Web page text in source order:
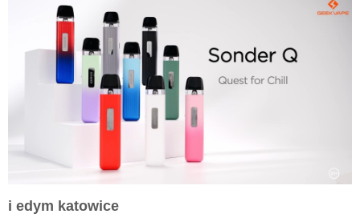
i edym katowice